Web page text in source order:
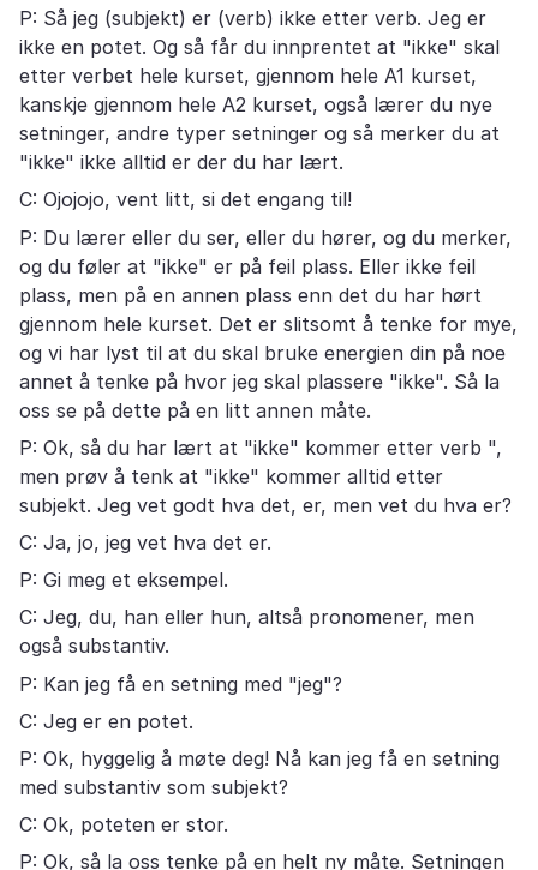
P: Så jeg (subjekt) er (verb) ikke etter verb. Jeg er
ikke en potet. Og så får du innprentet at "ikke" skal
etter verbet hele kurset, gjennom hele A1 kurset,
kanskje gjennom hele A2 kurset, også lærer du nye
setninger, andre typer setninger og så merker du at
"ikke" ikke alltid er der du har lært.
C: Ojojojo, vent litt, si det engang til!
P: Du lærer eller du ser, eller du hører, og du merker,
og du føler at "ikke" er på feil plass. Eller ikke feil
plass, men på en annen plass enn det du har hørt
gjennom hele kurset. Det er slitsomt å tenke for mye,
og vi har lyst til at du skal bruke energien din på noe
annet å tenke på hvor jeg skal plassere "ikke". Så la
oss se på dette på en litt annen måte.
P: Ok, så du har lært at "ikke" kommer etter verb ",
men prøv å tenk at "ikke" kommer alltid etter
subjekt. Jeg vet godt hva det, er, men vet du hva er?
C: Ja, jo, jeg vet hva det er.
P: Gi meg et eksempel.
C: Jeg, du, han eller hun, altså pronomener, men
også substantiv.
P: Kan jeg få en setning med "jeg"?
C: Jeg er en potet.
P: Ok, hyggelig å møte deg! Nå kan jeg få en setning
med substantiv som subjekt?
C: Ok, poteten er stor.
P: Ok, så la oss tenke på en helt ny måte. Setningen